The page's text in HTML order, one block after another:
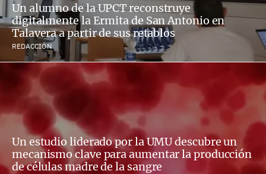
Un alumno de la UPCT reconstruye
digitalmente la Ermita de San Antonio en
Talavera a partir de sus retablos
REDACCIÓN
Un estudio liderado por la UMU descubre un
mecanismo clave para aumentar la producción
de células madre de la sangre